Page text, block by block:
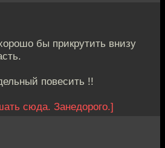
бы прикрутить внизу
повесить !!
сюда. Занедорого.]